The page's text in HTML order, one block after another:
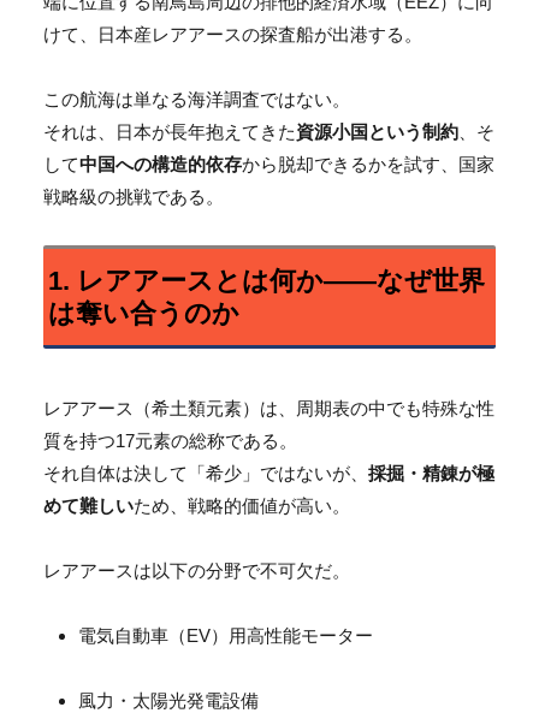
けて、日本産レアアースの探査船が出港する。
この航海は単なる海洋調査ではない。
それは、日本が長年抱えてきた資源小国という制約 、そ
して中国への構造的依存から脱却できるかを試す、国家
戦略級の挑戦である。
1. レアアースとは何か――なぜ世界
は奪い合うのか
レアアース（希土類元素）は、周期表の中でも特殊な性
質を持つ17元素の総称である。
それ自体は決して「希少」ではないが、 採掘・精錬が極
めて難しいため、戦略的価値が高い。
レアアースは以下の分野で不可欠だ。
電気自動車（EV）用高性能モーター
風力・太陽光発電設備